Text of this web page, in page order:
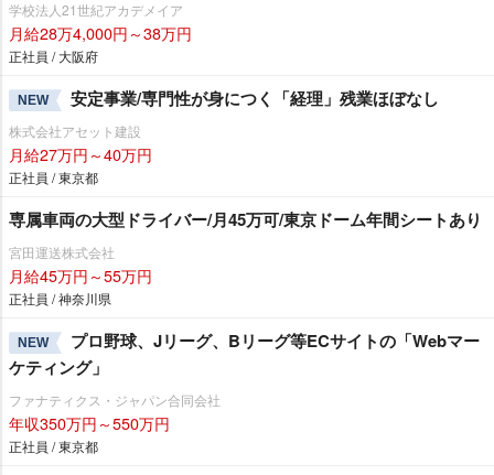
学校法人21世紀アカデメイア
月給28万4,000円～38万円
正社員 / 大阪府
NEW 安定事業/専門性が身につく「経理」残業ほぼなし
株式会社アセット建設
月給27万円～40万円
正社員 / 東京都
専属車両の大型ドライバー/月45万可/東京ドーム年間シートあり
宮田運送株式会社
月給45万円～55万円
正社員 / 神奈川県
NEW
プロ野球、Jリーグ、Bリーグ等ECサイトの「Webマー
ケティング」
ファナティクス・ジャパン合同会社
年収350万円～550万円
正社員 / 東京都